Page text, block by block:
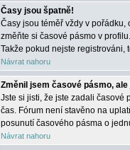
Časy jsou špatně!
Časy jsou téměř vždy v pořádku,
změňte si časové pásmo v
Takže pokud nejste registrováni,
Návrat nahoru
Změnil jsem časové pásmo,
Jste si jisti, že jste zadali časové
čas. Fórum není stavěno na
posunutí časového pásma o
Návrat nahoru